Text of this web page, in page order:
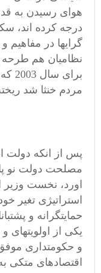
هوای رسیدن به
درجه کرده اند،
گرایها در مفاهیم
نظامیان هم طرحه
مردم خنثا شد
پس از انکه دولت
مصلحت دولت نو
اورد، نخست وزیر
استراتیژی تغیر
حمایتگرانه و
یکی از
و حکومتداری
اقتصادهای متکی